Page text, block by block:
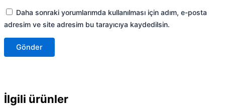
Daha sonraki yorumlarımda kullanılması için adım, e-posta
adresim ve site adresim bu tarayıcıya kaydedilsin.
İlgili ürünler